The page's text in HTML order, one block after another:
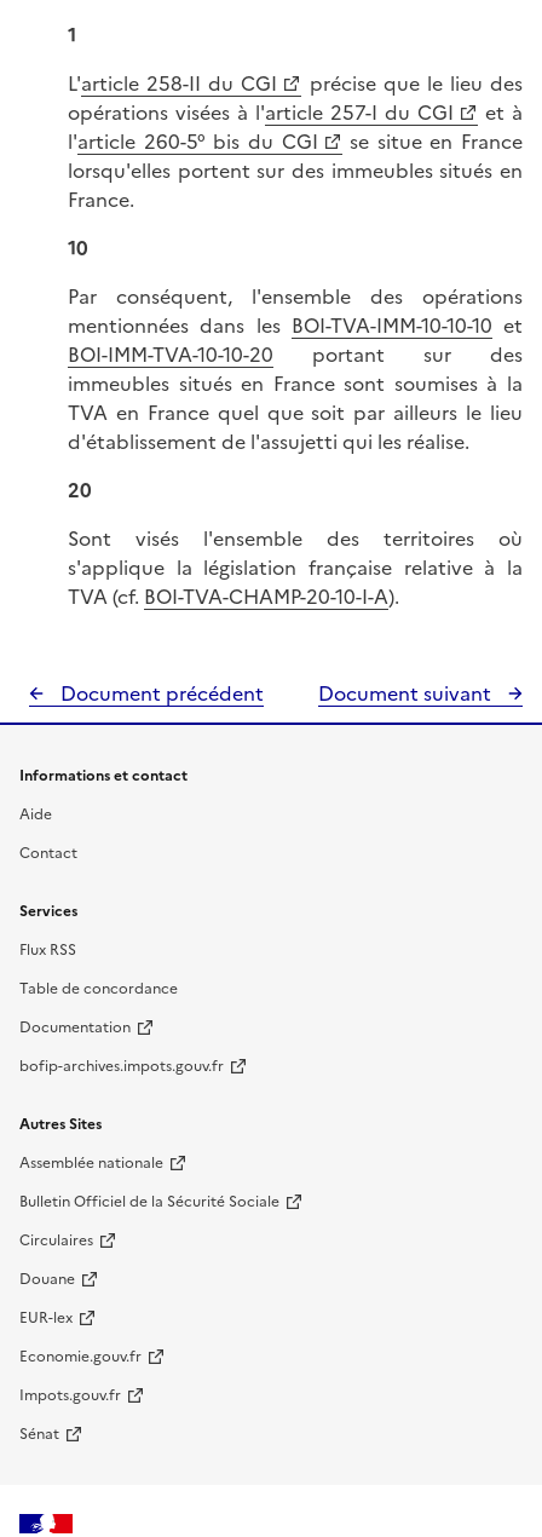
1
L'article 258-II du CGI
précise que le lieu des
opérations visées à l'article 257-I du CGI
et à
l'article 260-5° bis du CGI
se situe en France
lorsqu'elles portent sur des immeubles situés en
France.
10
Par conséquent, l'ensemble des opérations
mentionnées dans les BOI-TVA-IMM-10-10-10 et
BOI-IMM-TVA-10-10-20 portant sur des
immeubles situés en France sont soumises à la
TVA en France quel que soit par ailleurs le lieu
d'établissement de l'assujetti qui les réalise.
20
Sont visés l'ensemble des territoires où
s'applique la législation française relative à la
TVA (cf. BOI-TVA-CHAMP-20-10-I-A).
Document précédent Document suivant
Informations et contact
Aide
Contact
Services
Flux RSS
Table de concordance
Documentation
bofip-archives.impots.gouv.fr
Autres Sites
Assemblée nationale
Bulletin Officiel de la Sécurité Sociale
Circulaires
Douane
EUR-lex
Economie.gouv.fr
Impots.gouv.fr
Sénat